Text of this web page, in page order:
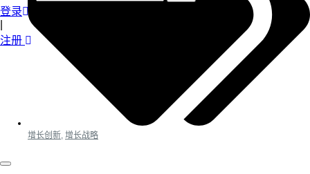
登录
注册
增长创新 增长战略